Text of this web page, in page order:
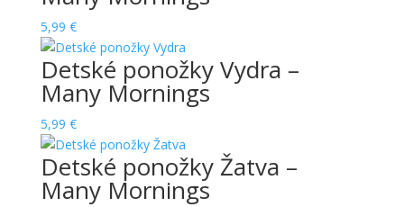
5,99 €
Detské ponožky Vydra –
Many Mornings
5,99 €
Detské ponožky Žatva –
Many Mornings